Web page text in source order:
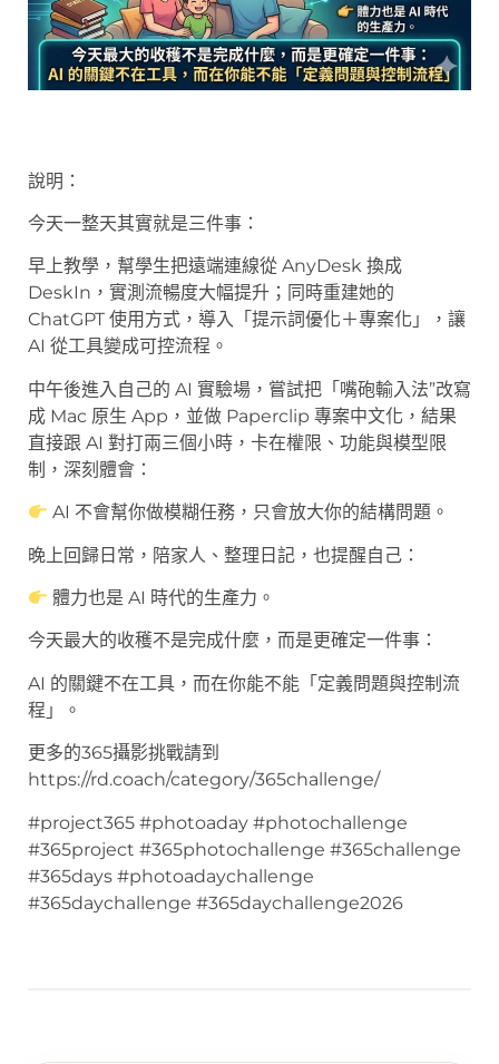
說明：
今天一整天其實就是三件事：
早上教學，幫學生把遠端連線從 AnyDesk 換成
DeskIn，實測流暢度大幅提升；同時重建她的
ChatGPT 使用方式，導入「提示詞優化＋專案化」，讓
AI 從工具變成可控流程。
中午後進入自己的 AI 實驗場，嘗試把「嘴砲輸入法”改寫
成 Mac 原生 App，並做 Paperclip 專案中文化，結果
直接跟 AI 對打兩三個小時，卡在權限、功能與模型限
制，深刻體會：
AI 不會幫你做模糊任務，只會放大你的結構問題。
晚上回歸日常，陪家人、整理日記，也提醒自己：
體力也是 AI 時代的生產力。
今天最大的收穫不是完成什麼，而是更確定一件事：
AI 的關鍵不在工具，而在你能不能「定義問題與控制流
程」。
更多的365攝影挑戰請到
https://rd.coach/category/365challenge/
#project365 #photoaday #photochallenge
#365project #365photochallenge #365challenge
#365days #photoadaychallenge
#365daychallenge #365daychallenge2026